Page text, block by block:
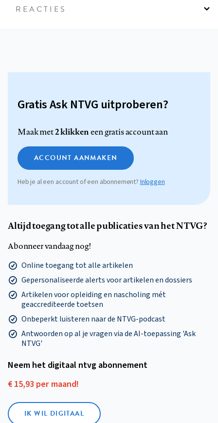
REACTIES
Gratis Ask NTVG uitproberen?
Maak met2 klikkeneen gratis account aan
ACCOUNT AANMAKEN
Heb je al een account of een abonnement?Inloggen
Altijd toegang tot alle publicaties van het NTVG?
Abonneer vandaag nog!
Online toegang tot alle artikelen
Gepersonaliseerde alerts voor artikelen en dossiers
Artikelen voor opleiding en nascholing mét
geaccrediteerde toetsen
Onbeperkt luisteren naar de NTVG-podcast
Antwoorden op al je vragen via de AI-toepassing 'Ask
NTVG'
Neem het digitaal ntvg abonnement
€ 15,93 per maand!
IK WIL DIGITAAL